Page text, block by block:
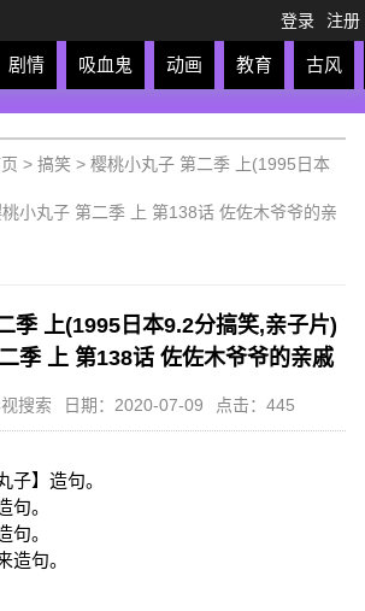
登录 注册
剧情 吸血鬼 动画 教育 古风
亲子 格斗 运动 恋爱 竞
> 搞笑 > 樱桃小丸子 第二季 上(1995日本
小丸子 第二季 上 第138话 佐佐木爷爷的亲
季 上(1995日本9.2分搞笑,亲子片)
季 上 第138话 佐佐木爷爷的亲戚
搜索 日期：2020-07-09 点击：445
子】造句。
句。
句。
造句。